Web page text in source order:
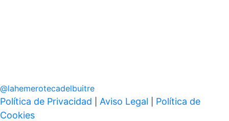
@lahemerotecadelbuitre
Política de Privacidad Aviso Legal
Política de
Cookies